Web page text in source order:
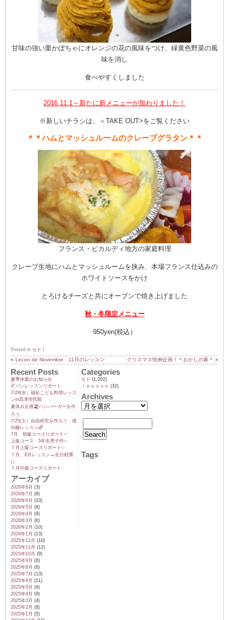
by CEDO)
甘味の強い栗かぼちゃにオレンジの花の風味をつけ、緑黄色野菜の風
味を消し
食べやすくしました
2016.11.1～新たに新メニューが加わりました！
※新しいチラシは、＜TAKE OUT>をご覧ください
＊＊ハムとマッシュルームのクレープグラタン＊＊
フランス・ピカルディ地方の家庭料理
クレープ生地にハムとマッシュルームを挟み、本場フランス仕込みの
ホワイトソースをかけ
とろけるチーズと共にオーブンで焼き上げました
秋・冬限定メニュー
950yen(税込）
Posted in セド
« Lecon de Novembre 11月のレッスン クリスマス恒例企画！＊おかしの家＊ »
Recent Posts
夏季休業のお知らせ
🥐パンレッスンリポート
7/29(水）福祉こども料理レッス
ンin高津市民館
夏休み企画🏖️ハンバーガーを作
ろう
7/25(土）自由研究を作ろう・琥
珀糖レッスン🌈
7月 初級コースリポート✨️
上級コース 5年生男子作✨️
７月上級コースリポート✨️
７月、8月レッスン→全日程🈵
に
７月中級コースリポート
アーカイブ
2026年8月 (3)
2026年7月 (8)
2026年6月 (10)
2026年5月 (8)
2026年4月 (9)
2026年3月 (6)
2026年2月 (10)
2026年1月 (13)
2025年12月 (10)
2025年11月 (12)
2025年10月 (9)
2025年9月 (8)
2025年8月 (6)
2025年7月 (13)
2025年6月 (11)
2025年5月 (8)
2025年4月 (9)
2025年3月 (4)
2025年2月 (8)
2025年1月 (5)
Categories
セド (1,202)
ｌｅｓｓｏｎ (32)
Archives
Tags